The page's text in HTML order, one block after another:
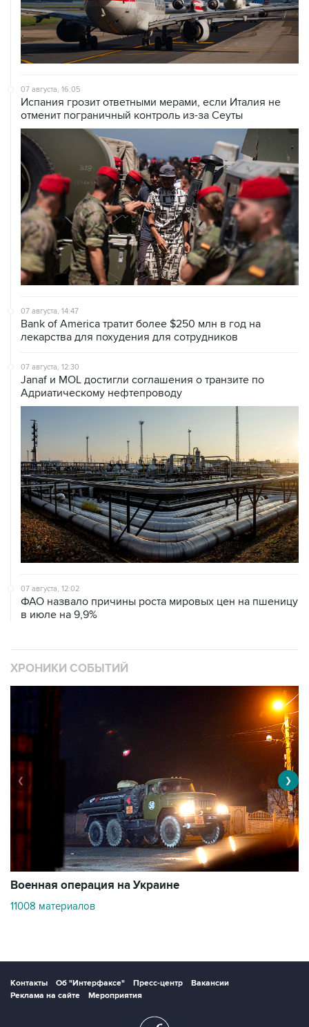
07 августа, 16:05
Испания грозит ответными мерами, если Италия не
отменит пограничный контроль из-за Сеуты
07 августа, 14:47
Bank of America тратит более $250 млн в год на
лекарства для похудения для сотрудников
07 августа, 12:30
Janaf и MOL достигли соглашения о транзите по
Адриатическому нефтепроводу
07 августа, 12:02
ФАО назвало причины роста мировых цен на пшеницу
в июле на 9,9%
ХРОНИКИ СОБЫТИЙ
Военная операция на Украине
11008 материалов
❮ ❯
Контакты Об "Интерфаксе" Пресс-центр
Вакансии
Реклама на сайте
Мероприятия